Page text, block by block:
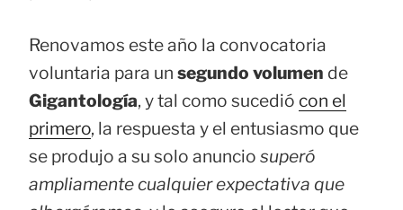
Renovamos este año la convocatoria
voluntaria para un segundo volumen de
Gigantología, y tal como sucedió con el
primero, la respuesta y el entusiasmo que
se produjo a su solo anuncio superó
ampliamente cualquier expectativa que